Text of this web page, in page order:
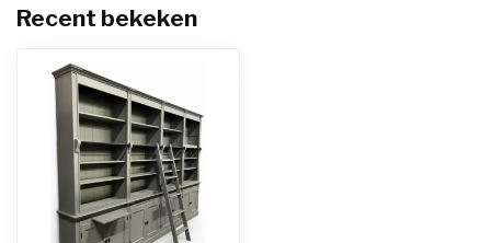
Recent bekeken